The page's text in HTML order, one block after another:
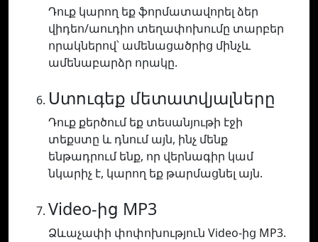
Դուք կարող եք ֆորմատավորել ձեր
վիդեո/աուդիո տեղափոխումը տարբեր
որակներով՝ ամենացածրից մինչև
ամենաբարձր որակը.
Ստուգեք մետատվյալները
Դուք քերծում եք տեսանյութի էջի
տեքստը և դնում այն, ինչ մենք
ենթադրում ենք, որ վերնագիր կամ
նկարիչ է, կարող եք թարմացնել այն.
Video-ից MP3
Ձևաչափի փոփոխություն Video-ից MP3.